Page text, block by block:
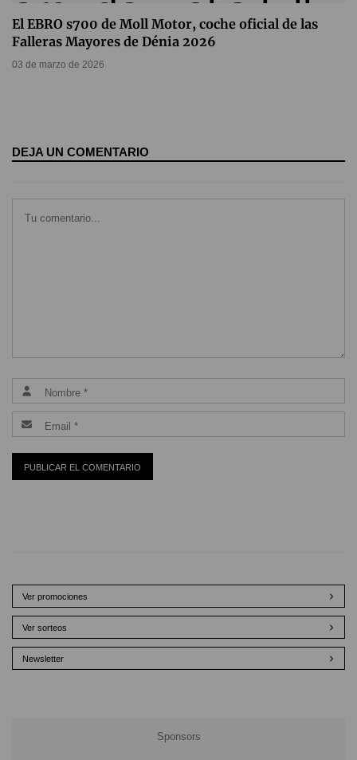
El EBRO s700 de Moll Motor, coche oficial de las
Falleras Mayores de Dénia 2026
03 de marzo de 2026
DEJA UN COMENTARIO
Ver promociones
Ver sorteos
Newsletter